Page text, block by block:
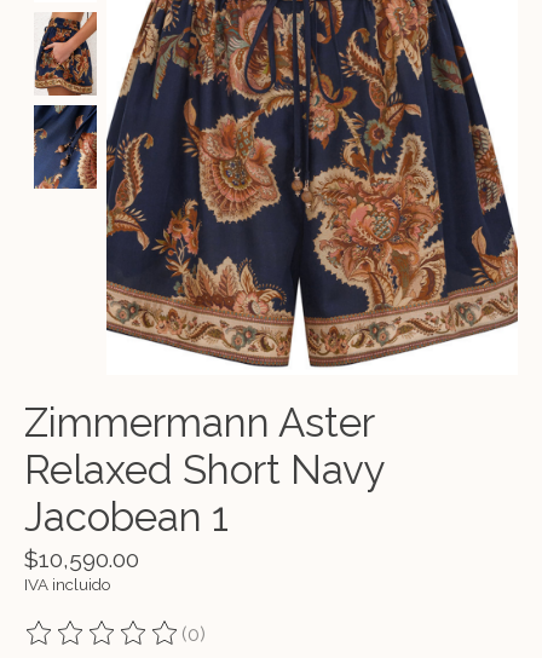
Zimmermann Aster
Relaxed Short Navy
Jacobean 1
$10,590.00
IVA incluido
The rating of this product is
(0)